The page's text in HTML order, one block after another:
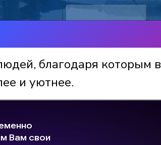
благодаря которым в
и уютнее.